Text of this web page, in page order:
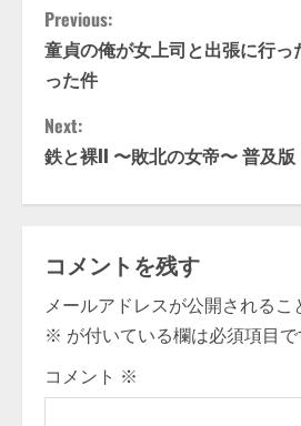
C
o
n
t
i
n
u
e
R
Previous:
童貞の俺が女上司と出張に行
った件
Next:
鉄と裸II 〜敗北の女帝〜 普及版
コメントを残す
メールアドレスが公開されるこ
※ が付いている欄は必須項目で
コメント ※